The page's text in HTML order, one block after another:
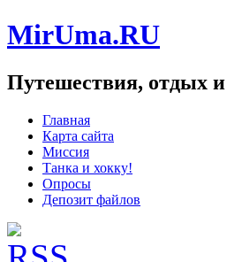
MirUma.RU
Путешествия, отдых
Главная
Карта сайта
Миссия
Танка и хокку!
Опросы
Депозит файлов